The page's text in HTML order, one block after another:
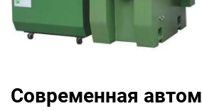
Современная